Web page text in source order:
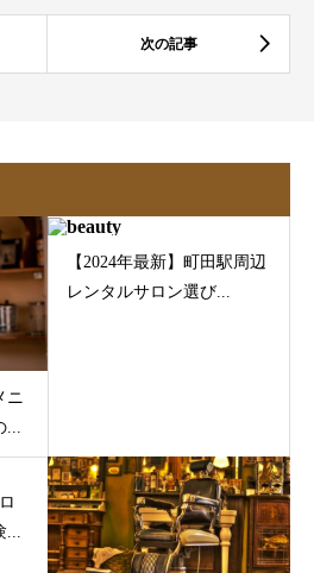
ニ
【2024年最新】町田駅周辺
レンタルサロン選び...